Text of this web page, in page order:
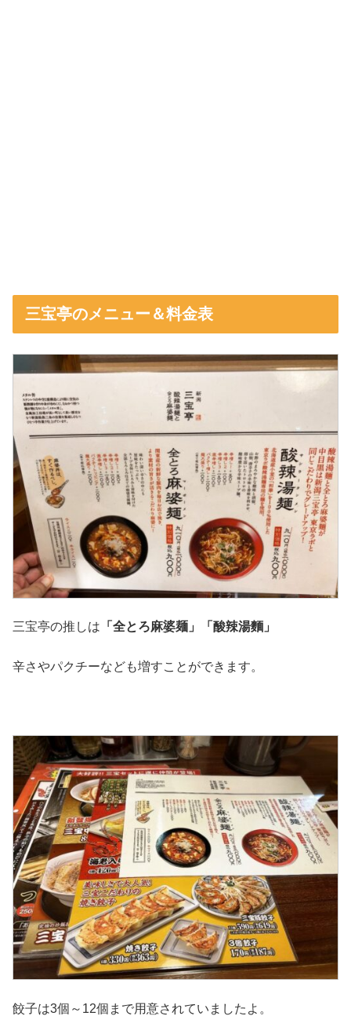
三宝亭のメニュー＆料金表
三宝亭の推しは 「全とろ麻婆麺」「酸辣湯麵」
辛さやパクチーなども増すことができます。
餃子は3個～12個まで用意されていましたよ。